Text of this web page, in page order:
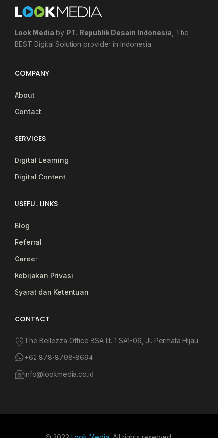
Look Media by PT. Republik Desain Indonesia , The
BEST Digital Solution provider in Indonesia.
COMPANY
About
Contact
SERVICES
Digital Learning
Digital Content
USEFUL LINKS
Blog
Referral
Career
Kebijakan Privasi
Syarat dan Ketentuan
CONTACT
The Bellezza Office BSA Lt. 1 SA1-06, Jl. Permata Hijau
+62 878-8798-8694
info@lookmedia.co.id